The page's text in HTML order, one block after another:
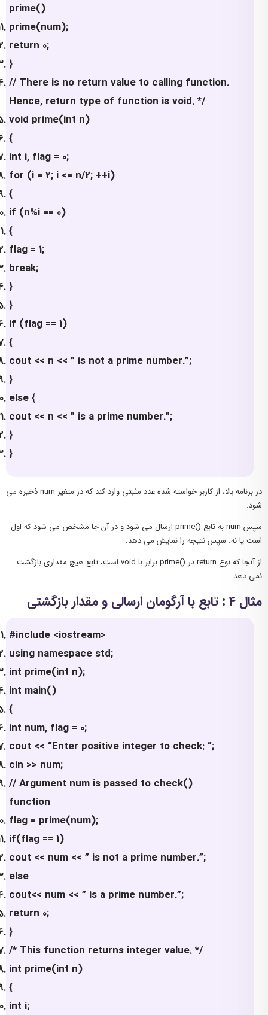
prime()
prime(num);
return 0;
}
// There is no return value to calling function.
Hence, return type of function is void. */
void prime(int n)
{
int i, flag = 0;
for (i = 2; i <= n/2; ++i)
{
if (n%i == 0)
{
flag = 1;
break;
}
}
if (flag == 1)
{
cout << n << ” is not a prime number.”;
}
else {
cout << n << ” is a prime number.”;
}
}
در برنامه بالا، از کاربر خواسته شده عدد مثبتی وارد کند که در متغیر num ذخیره می
شود.
سپس num به تابع ()prime ارسال می شود و در آن جا مشخص می شود که اول
است یا نه. سپس نتیجه را نمایش می دهد.
از آنجا که نوع return در ()prime برابر با void است، تابع هیچ مقداری بازگشت
نمی دهد.
مثال ۴ : تابع با آرگومان ارسالی و مقدار بازگشتی
#include <iostream>
using namespace std;
int prime(int n);
int main()
{
int num, flag = 0;
cout << “Enter positive integer to check: “;
cin >> num;
// Argument num is passed to check()
function
flag = prime(num);
if(flag == 1)
cout << num << ” is not a prime number.”;
else
cout<< num << ” is a prime number.”;
return 0;
}
/* This function returns integer value. */
int prime(int n)
{
int i;